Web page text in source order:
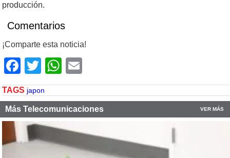
producción.
Comentarios
¡Comparte esta noticia!
Facebook
TwitterWhatsApp
TAGS japon
Más Telecomunicaciones VER MÁS